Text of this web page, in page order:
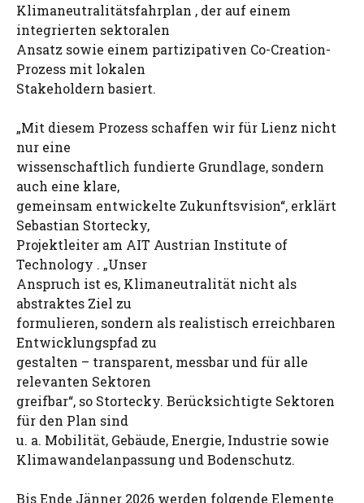
Klimaneutralitätsfahrplan , der auf einem
integrierten sektoralen
Ansatz sowie einem partizipativen Co-Creation-
Prozess mit lokalen
Stakeholdern basiert.
„Mit diesem Prozess schaffen wir für Lienz nicht
nur eine
wissenschaftlich fundierte Grundlage, sondern
auch eine klare,
gemeinsam entwickelte Zukunftsvision“, erklärt
Sebastian Stortecky,
Projektleiter am AIT Austrian Institute of
Technology . „Unser
Anspruch ist es, Klimaneutralität nicht als
abstraktes Ziel zu
formulieren, sondern als realistisch erreichbaren
Entwicklungspfad zu
gestalten – transparent, messbar und für alle
relevanten Sektoren
greifbar“, so Stortecky. Berücksichtigte Sektoren
für den Plan sind
u. a. Mobilität, Gebäude, Energie, Industrie sowie
Klimawandelanpassung und Bodenschutz.
Bis Ende Jänner 2026 werden folgende Elemente